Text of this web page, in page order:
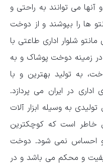
آنها می توانند به راحتی و
ها را بپوشند و از دوخت
شلوار اداری طاعتی با
در زمینه دوخت پوشاک و به
به تولید بهترین و با
در ایران می پردازد.
به وسیله ابزار آلات
است که کوچکترین
احساس نمی شود. دوخت
و محکم می باشد و در